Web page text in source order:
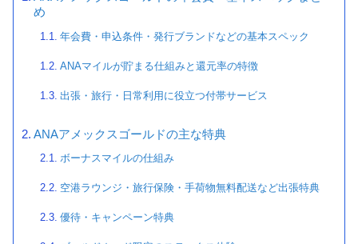
め
年会費・申込条件・発行ブランドなどの基本スペック
ANAマイルが貯まる仕組みと還元率の特徴
出張・旅行・日常利用に役立つ付帯サービス
ANAアメックスゴールドの主な特典
ボーナスマイルの仕組み
空港ラウンジ・旅行保険・手荷物無料配送など出張特典
優待・キャンペーン特典